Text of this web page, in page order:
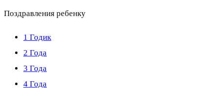
Поздравления ребенку
1 Годик
2 Года
3 Года
4 Года